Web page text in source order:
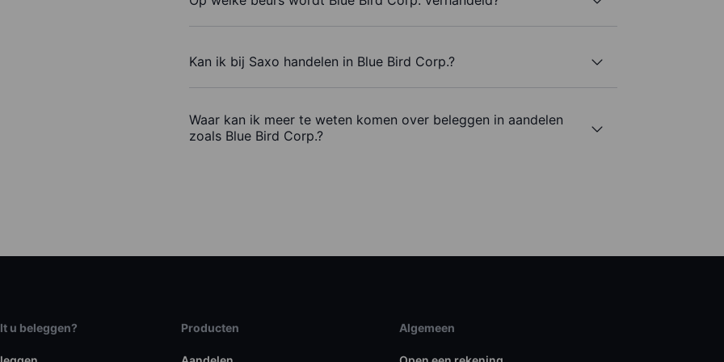
Kan ik bij Saxo handelen in Blue Bird Corp.?
Waar kan ik meer te weten komen over beleggen in aandelen
zoals Blue Bird Corp.?
u beleggen? Producten Algemeen